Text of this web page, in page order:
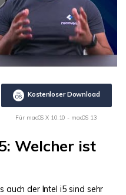
Kostenloser Download
Für macOS X 10.10 - macOS 13
Welcher ist
auch der Intel i5 sind sehr